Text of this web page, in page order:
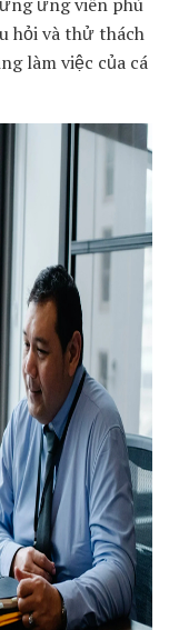
ứng viên phù
hỏi và thử thách
làm việc của cá